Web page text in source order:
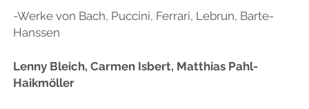
-Werke von Bach, Puccini, Ferrari, Lebrun, Barte-
Hanssen
Lenny Bleich, Carmen Isbert, Matthias Pahl-
Haikmöller